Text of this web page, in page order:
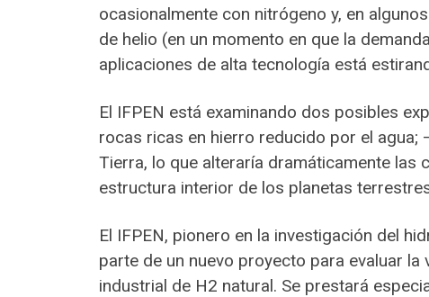
ocasionalmente con nitrógeno y, en
de helio (en un momento en que la
aplicaciones de alta tecnología está
El IFPEN está examinando dos posibles
rocas ricas en hierro reducido por el agua;
Tierra, lo que alteraría dramáticamente las
estructura interior de los planetas
El IFPEN, pionero en la investigación del
parte de un nuevo proyecto para evaluar
industrial de H2 natural. Se prestará